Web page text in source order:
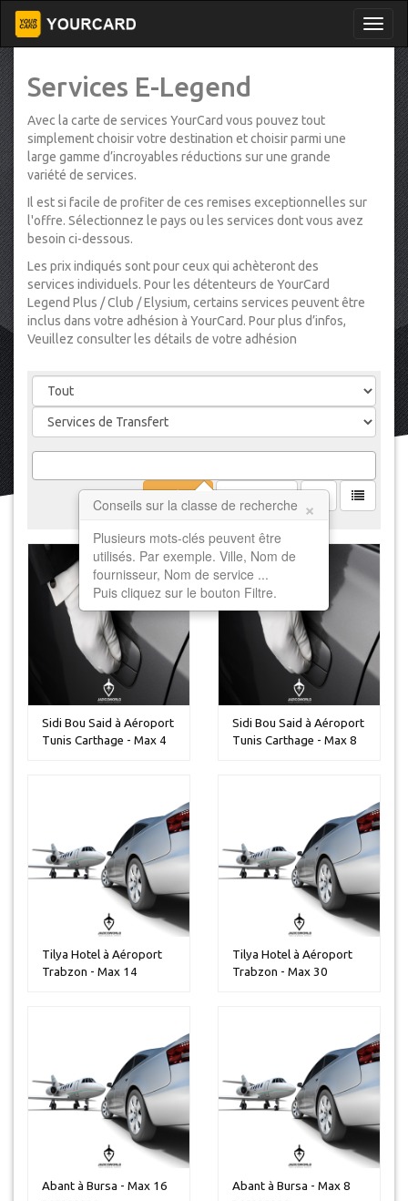
Services E-Legend
Avec la carte de services YourCard vous pouvez tout
simplement choisir votre destination et choisir parmi une
large gamme d’incroyables réductions sur une grande
variété de services.
Il est si facile de profiter de ces remises exceptionnelles sur
l'offre. Sélectionnez le pays ou les services dont vous avez
besoin ci-dessous.
Les prix indiqués sont pour ceux qui achèteront des
services individuels. Pour les détenteurs de YourCard
Legend Plus / Club / Elysium, certains services peuvent être
inclus dans votre adhésion à YourCard. Pour plus d’infos,
Veuillez consulter les détails de votre adhésion
Conseils sur la classe de recherche ×
Plusieurs mots-clés peuvent être
utilisés. Par exemple. Ville, Nom de
fournisseur, Nom de service ...
Puis cliquez sur le bouton Filtre.
Sidi Bou Said à Aéroport
Tunis Carthage - Max 4
Sidi Bou Said à Aéroport
Tunis Carthage - Max 8
Tilya Hotel à Aéroport
Trabzon - Max 14
Tilya Hotel à Aéroport
Trabzon - Max 30
Abant à Bursa - Max 16
Abant à Bursa - Max 8